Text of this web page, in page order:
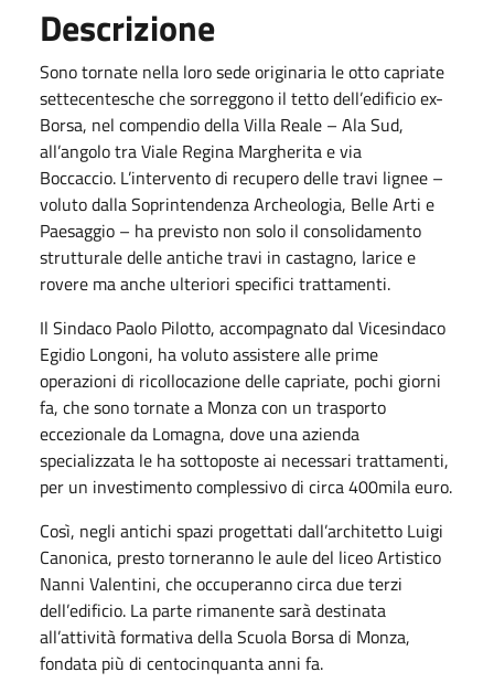
Descrizione
Sono tornate nella loro sede originaria le otto capriate
settecentesche che sorreggono il tetto dell’edificio ex-
Borsa, nel compendio della Villa Reale – Ala Sud,
all’angolo tra Viale Regina Margherita e via
Boccaccio. L’intervento di recupero delle travi lignee –
voluto dalla Soprintendenza Archeologia, Belle Arti e
Paesaggio – ha previsto non solo il consolidamento
strutturale delle antiche travi in castagno, larice e
rovere ma anche ulteriori specifici trattamenti.
Il Sindaco Paolo Pilotto, accompagnato dal Vicesindaco
Egidio Longoni, ha voluto assistere alle prime
operazioni di ricollocazione delle capriate, pochi giorni
fa, che sono tornate a Monza con un trasporto
eccezionale da Lomagna, dove una azienda
specializzata le ha sottoposte ai necessari trattamenti,
per un investimento complessivo di circa 400mila euro.
Così, negli antichi spazi progettati dall’architetto Luigi
Canonica, presto torneranno le aule del liceo Artistico
Nanni Valentini, che occuperanno circa due terzi
dell’edificio. La parte rimanente sarà destinata
all’attività formativa della Scuola Borsa di Monza,
fondata più di centocinquanta anni fa.